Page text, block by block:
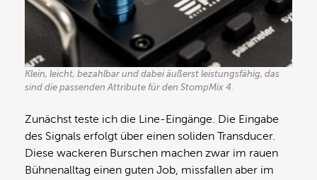
Klein, leicht, bezahlbar und dabei äußerst leistungsfähig, das
sind die passenden Attribute für den StompMix 4.
Zunächst teste ich die Line-Eingänge. Die Eingabe
des Signals erfolgt über einen soliden Transducer.
Diese wackeren Burschen machen zwar im rauen
Bühnenalltag einen guten Job, missfallen aber im